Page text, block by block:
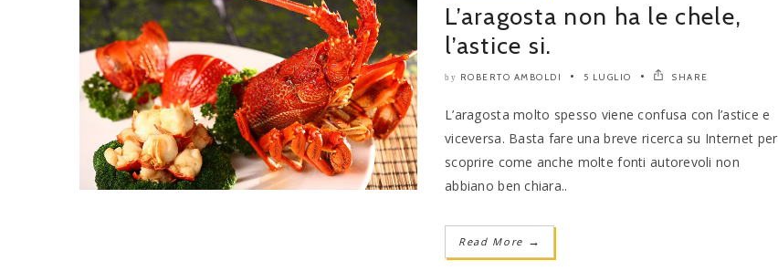
L’aragosta non ha le chele,
l’astice si.
by ROBERTO AMBOLDI 5 LUGLIO SHARE
L’aragosta molto spesso viene confusa con l’astice e
viceversa. Basta fare una breve ricerca su Internet per
scoprire come anche molte fonti autorevoli non
abbiano ben chiara..
Read More →